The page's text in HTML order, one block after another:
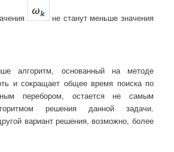
не станут меньше значения
алгоритм, основанный на методе
и сокращает общее время поиска по
перебором, остается не самым
решения данной задачи.
вариант решения, возможно, более